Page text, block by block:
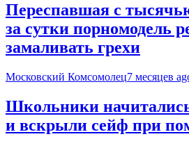
Переспавшая с
за сутки порномодель
замаливать грехи
Московский Комсомолец7 месяцев
Школьники
и вскрыли сейф при